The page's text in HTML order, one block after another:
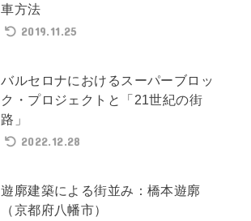
車方法
2019.11.25
バルセロナにおけるスーパーブロッ
ク・プロジェクトと「21世紀の街
路」
2022.12.28
遊廓建築による街並み：橋本遊廓
（京都府八幡市）